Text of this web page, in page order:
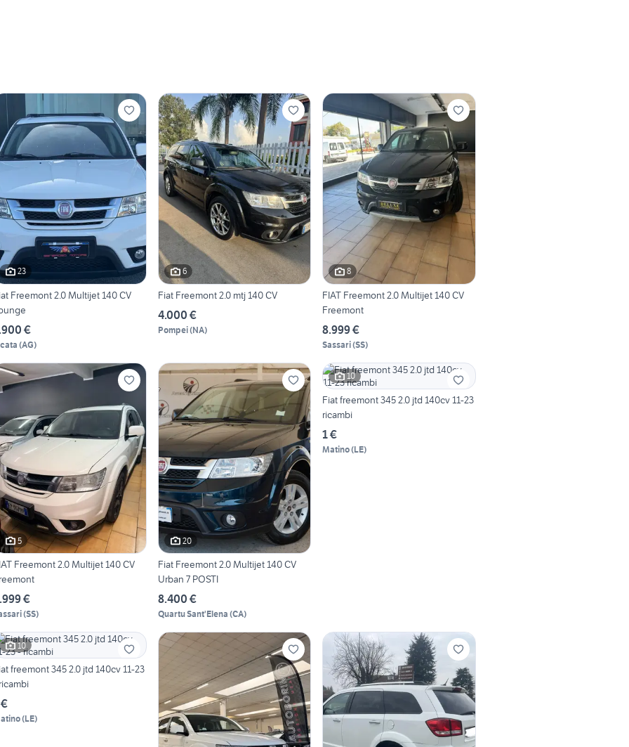
23
Freemont 2.0 Multijet 140 CV
€
(AG)
6
Fiat Freemont 2.0 mtj 140 CV
4.000 €
Pompei(NA)
8
FIAT Freemont 2.0 Multijet 140 CV
Freemont
8.999 €
Sassari(SS)
5
Freemont 2.0 Multijet 140 CV
€
(SS)
20
Fiat Freemont 2.0 Multijet 140 CV
Urban 7 POSTI
8.400 €
Quartu Sant'Elena (CA)
10
Fiat freemont 345 2.0 jtd 140cv 11-23
ricambi
1 €
Matino(LE)
10
freemont 345 2.0 jtd 140cv 11-23
(LE)